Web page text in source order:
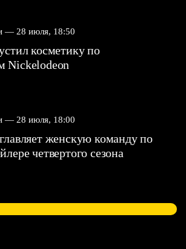
— 28 июля, 18:50
косметику по
Nickelodeon
— 28 июля, 18:00
женскую команду по
четвертого сезона